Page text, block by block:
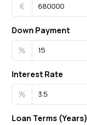
€
Down Payment
%
Interest Rate
%
Loan Terms (Years)